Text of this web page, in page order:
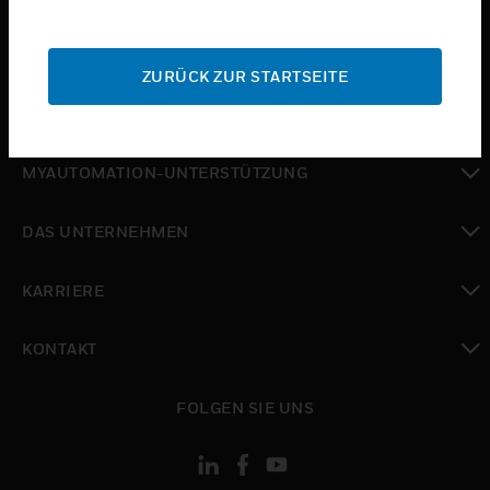
SUPPORT
toggle view
toggle view
MYAUTOMATION-UNTERSTÜTZUNG
DAS UNTERNEHMEN
KARRIERE
KONTAKT
FOLGEN SIE UNS
ZURÜCK ZUR STARTSEITE